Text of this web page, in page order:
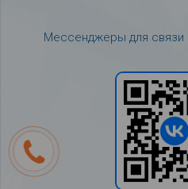
Мессенджеры для связи